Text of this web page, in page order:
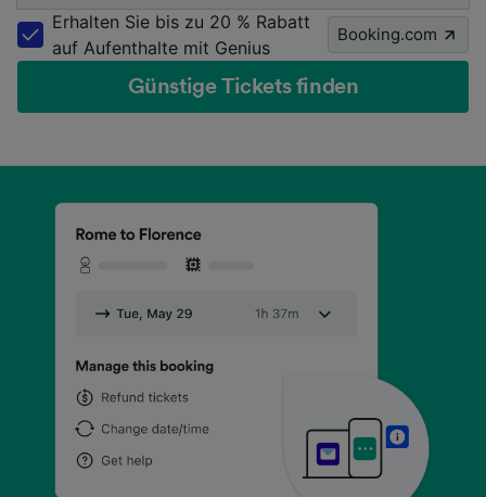
Erhalten Sie bis zu 20 % Rabatt
auf Aufenthalte mit Genius
Booking.com
Günstige Tickets finden